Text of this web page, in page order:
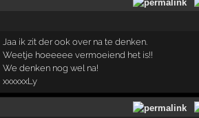
Jaa ik zit der ook over na te denken.
Weetje hoeeeee vermoeiend het is!!
We denken nog wel na!
xxxxxxLy